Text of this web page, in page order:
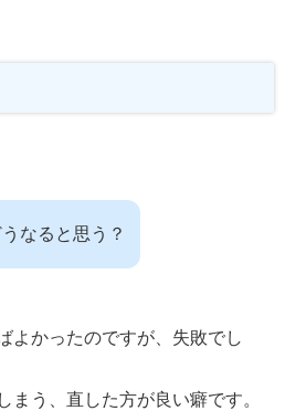
なると思う？
よかったのですが、失敗でし
う、直した方が良い癖です。